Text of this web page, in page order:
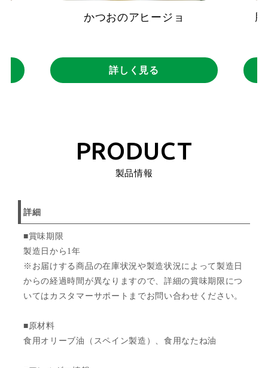
かつおのアヒージョ
詳しく見る
PRODUCT
製品情報
詳細
■賞味期限
製造日から1年
※お届けする商品の在庫状況や製造状況によって製造日
からの経過時間が異なりますので、詳細の賞味期限につ
いてはカスタマーサポートまでお問い合わせください。
■原材料
食用オリーブ油（スペイン製造）、食用なたね油